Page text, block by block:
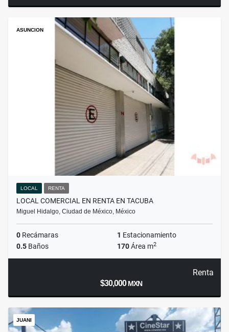
ASUNCION
LOCAL RENTA
LOCAL COMERCIAL EN RENTA EN TACUBA
Miguel Hidalgo, Ciudad de México, México
0 Recámaras 1 Estacionamiento
0.5 Baños 170Área m2
Renta
$30,000MXN
JUANI